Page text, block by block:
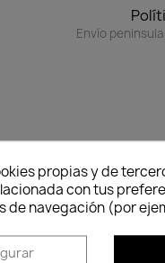
Envío
propias y de
con tus
de navegación (por